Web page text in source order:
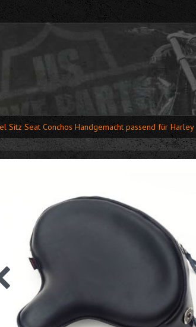
Sitz Seat Conchos Handgemacht passend für Harley